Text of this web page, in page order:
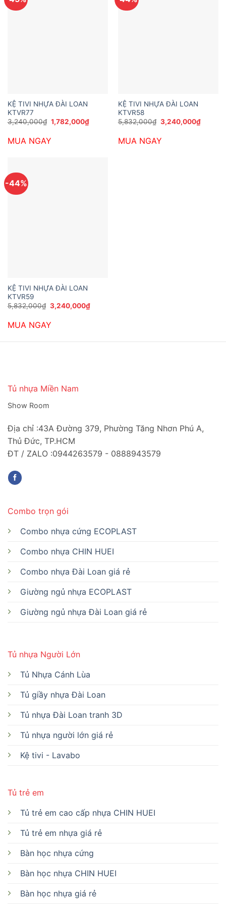
KỆ TIVI NHỰA ĐÀI LOAN
KTVR77
3,240,000₫ Giá
gốc
3,240,000₫.
1,782,000₫Giá
hiện
MUA NGAY
KỆ TIVI NHỰA ĐÀI LOAN
KTVR58
5,832,000₫ Giá
gốc
5,832,000₫.
3,240,000₫Giá
hiện
MUA NGAY
-44%
KỆ TIVI NHỰA ĐÀI LOAN
KTVR59
5,832,000₫ Giá
gốc
5,832,000₫.
3,240,000₫Giá
hiện
MUA NGAY
Tủ nhựa Miền Nam
Show Room
Địa chỉ :43A Đường 379, Phường Tăng Nhơn Phú A,
Thủ Đức, TP.HCM
ĐT / ZALO :0944263579 - 0888943579
Tủ nhựa Người Lớn
Tủ Nhựa Cánh Lùa
Tủ giầy nhựa Đài Loan
Tủ nhựa Đài Loan tranh 3D
Tủ nhựa người lớn giá rẻ
Kệ tivi - Lavabo
Tủ trẻ em
Tủ trẻ em cao cấp nhựa CHIN HUEI
Tủ trẻ em nhựa giá rẻ
Bàn học nhựa cứng
Bàn học nhựa CHIN HUEI
Bàn học nhựa giá rẻ
Combo trọn gói
Combo nhựa cứng ECOPLAST
Combo nhựa CHIN HUEI
Combo nhựa Đài Loan giá rẻ
Giường ngủ nhựa ECOPLAST
Giường ngủ nhựa Đài Loan giá rẻ